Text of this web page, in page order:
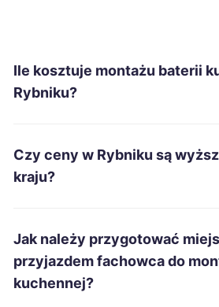
Mielec
Racibórz
Tarnobrzeg
Ile kosztuje montażu baterii
Rybniku?
Czy ceny w Rybniku są
kraju?
Jak należy przygotować
przyjazdem fachowca do
kuchennej?